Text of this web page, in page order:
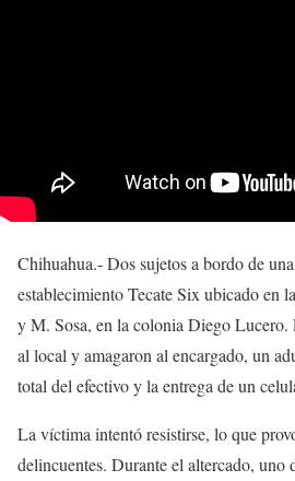
Chihuahua.- Dos sujetos a bordo de
establecimiento Tecate Six ubicado en
y M. Sosa, en la colonia Diego Lucero.
al local y amagaron al encargado, un
total del efectivo y la entrega de un
La víctima intentó resistirse, lo que
delincuentes. Durante el altercado, uno